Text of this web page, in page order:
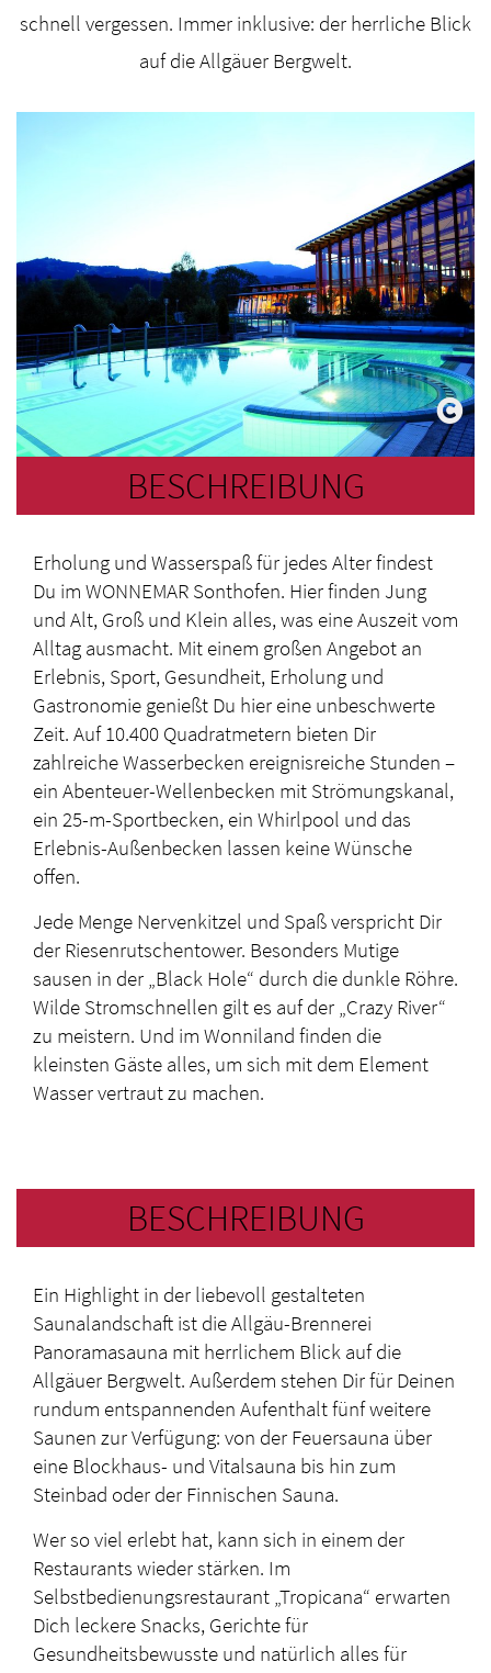
schnell vergessen. Immer inklusive: der herrliche Blick
auf die Allgäuer Bergwelt.
BESCHREIBUNG
Erholung und Wasserspaß für jedes Alter findest
Du im WONNEMAR Sonthofen. Hier finden Jung
und Alt, Groß und Klein alles, was eine Auszeit vom
Alltag ausmacht. Mit einem großen Angebot an
Erlebnis, Sport, Gesundheit, Erholung und
Gastronomie genießt Du hier eine unbeschwerte
Zeit. Auf 10.400 Quadratmetern bieten Dir
zahlreiche Wasserbecken ereignisreiche Stunden –
ein Abenteuer-Wellenbecken mit Strömungskanal,
ein 25-m-Sportbecken, ein Whirlpool und das
Erlebnis-Außenbecken lassen keine Wünsche
offen.
Jede Menge Nervenkitzel und Spaß verspricht Dir
der Riesenrutschentower. Besonders Mutige
sausen in der „Black Hole“ durch die dunkle Röhre.
Wilde Stromschnellen gilt es auf der „Crazy River“
zu meistern. Und im Wonniland finden die
kleinsten Gäste alles, um sich mit dem Element
Wasser vertraut zu machen.
BESCHREIBUNG
Ein Highlight in der liebevoll gestalteten
Saunalandschaft ist die Allgäu-Brennerei
Panoramasauna mit herrlichem Blick auf die
Allgäuer Bergwelt. Außerdem stehen Dir für Deinen
rundum entspannenden Aufenthalt fünf weitere
Saunen zur Verfügung: von der Feuersauna über
eine Blockhaus- und Vitalsauna bis hin zum
Steinbad oder der Finnischen Sauna.
Wer so viel erlebt hat, kann sich in einem der
Restaurants wieder stärken. Im
Selbstbedienungsrestaurant „Tropicana“ erwarten
Dich leckere Snacks, Gerichte für
Gesundheitsbewusste und natürlich alles für